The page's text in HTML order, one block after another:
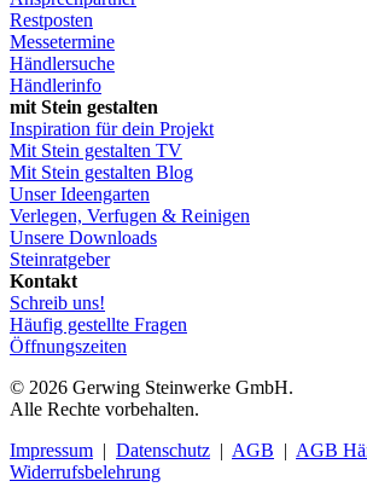
Restposten
Messetermine
Händlersuche
Händlerinfo
mit Stein gestalten
Inspiration für dein Projekt
Mit Stein gestalten TV
Mit Stein gestalten Blog
Unser Ideengarten
Verlegen, Verfugen & Reinigen
Unsere Downloads
Steinratgeber
Kontakt
Schreib uns!
Häufig gestellte Fragen
Öffnungszeiten
© 2026 Gerwing Steinwerke GmbH.
Alle Rechte vorbehalten.
Impressum | Datenschutz | AGB | AGB
Widerrufsbelehrung